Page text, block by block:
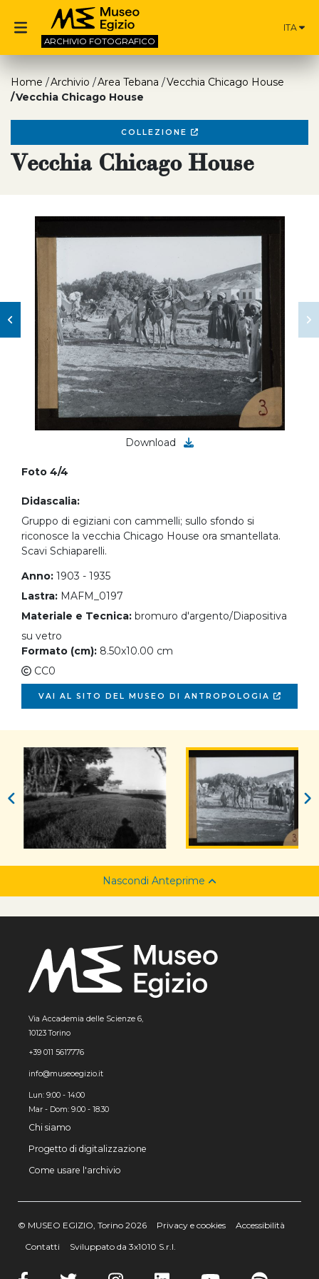
ARCHIVIO FOTOGRAFICO
ITA
Home Archivio Area Tebana
Vecchia Chicago House
Vecchia Chicago House
COLLEZIONE
Vecchia Chicago House
Download
Foto 4/4
Didascalia:
Gruppo di egiziani con cammelli; sullo sfondo si
riconosce la vecchia Chicago House ora smantellata.
Scavi Schiaparelli.
Anno: 1903 - 1935
Lastra: MAFM_0197
Materiale e Tecnica: bromuro d'argento/Diapositiva
su vetro
Formato (cm): 8.50x10.00 cm
CC0
VAI AL SITO DEL MUSEO DI ANTROPOLOGIA
Nascondi Anteprime
Via Accademia delle Scienze 6,
10123 Torino
+39 011 5617776
info@museoegizio.it
Lun: 9:00 - 14:00
Mar - Dom: 9.00 - 18.30
Chi siamo
Progetto di digitalizzazione
Come usare l'archivio
© MUSEO EGIZIO, Torino 2026 Privacy e cookies
Accessibilità
Contatti
Sviluppato da 3x1010 S.r.l.